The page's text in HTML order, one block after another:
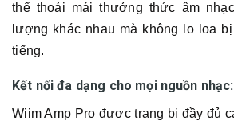
thể thoải mái thưởng thức âm
lượng khác nhau mà không lo loa
tiếng.
Kết nối đa dạng cho mọi nguồn nhạc:
Wiim Amp Pro được trang bị đầy đủ